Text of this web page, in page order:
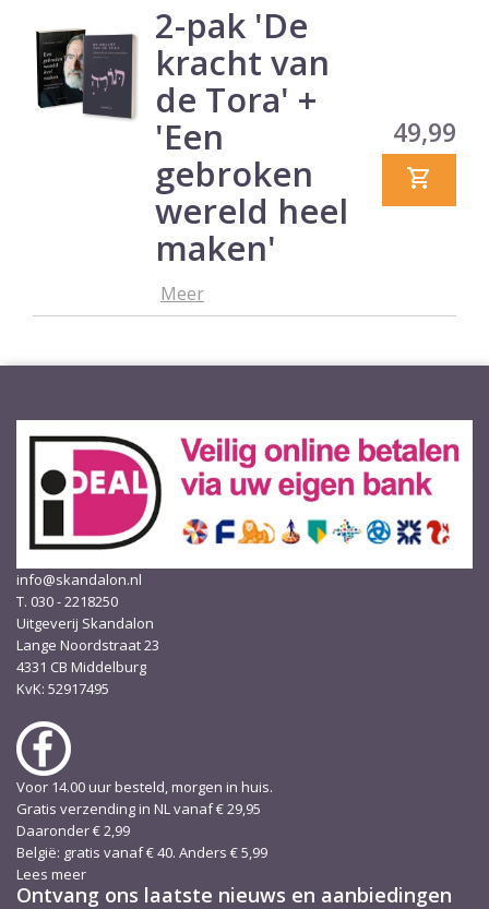
2-pak 'De
kracht van
de Tora' +
'Een
gebroken
wereld heel
maken'
Meer
Prijs
49,99
info@skandalon.nl
T. 030 - 2218250
Uitgeverij Skandalon
Lange Noordstraat 23
4331 CB Middelburg
KvK: 52917495
Voor 14.00 uur besteld, morgen in huis.
Gratis verzending in NL vanaf € 29,95
Daaronder € 2,99
België: gratis vanaf € 40. Anders € 5,99
Lees meer
Ontvang ons laatste nieuws en aanbiedingen